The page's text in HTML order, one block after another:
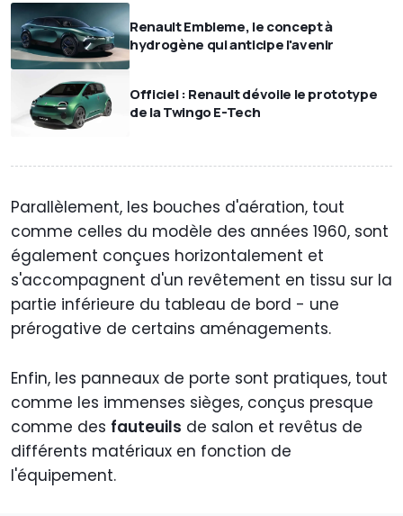
Renault Embleme, le concept à
hydrogène qui anticipe l'avenir
Officiel : Renault dévoile le prototype
de la Twingo E-Tech
Parallèlement, les bouches d'aération, tout
comme celles du modèle des années 1960, sont
également conçues horizontalement et
s'accompagnent d'un revêtement en tissu sur la
partie inférieure du tableau de bord - une
prérogative de certains aménagements.
Enfin, les panneaux de porte sont pratiques, tout
comme les immenses sièges, conçus presque
comme des fauteuils de salon et revêtus de
différents matériaux en fonction de
l'équipement.